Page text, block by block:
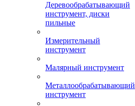
Деревообрабатывающий
инструмент, диски
пильные
Измерительный
инструмент
Малярный инструмент
Металлообрабатывающий
инструмент